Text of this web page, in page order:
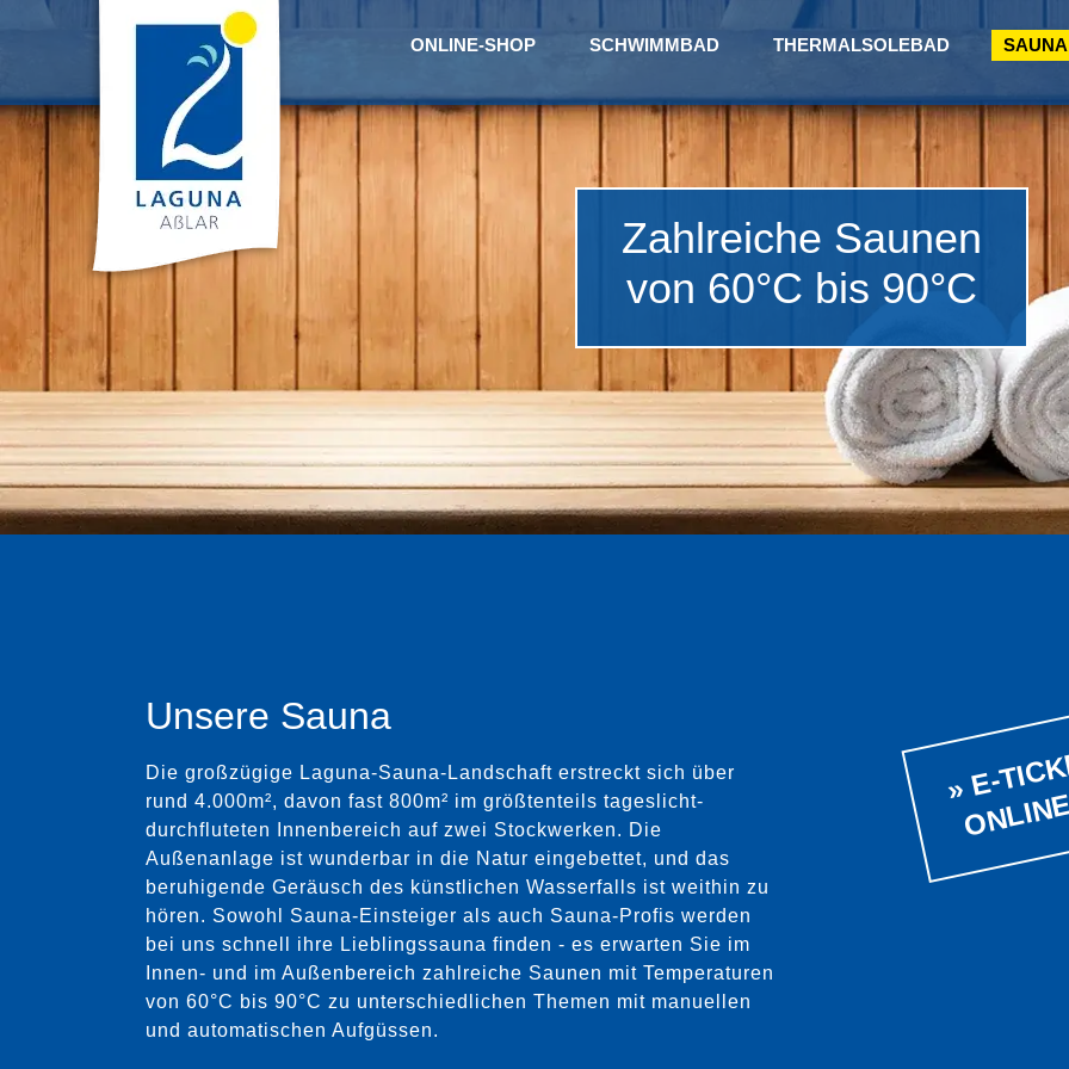
ONLINE-SHOP SCHWIMMBAD THERMALSOLEBAD SAUNA
Zahlreiche Saunen
von 60°C bis 90°C
Unsere Sauna
Die großzügige Laguna-Sauna-Landschaft erstreckt sich über
rund 4.000m², davon fast 800m² im größtenteils tageslicht-
durchfluteten Innenbereich auf zwei Stockwerken. Die
Außenanlage ist wunderbar in die Natur eingebettet, und das
beruhigende Geräusch des künstlichen Wasserfalls ist weithin zu
hören. Sowohl Sauna-Einsteiger als auch Sauna-Profis werden
bei uns schnell ihre Lieblingssauna finden - es erwarten Sie im
Innen- und im Außenbereich zahlreiche Saunen mit Temperaturen
von 60°C bis 90°C zu unterschiedlichen Themen mit manuellen
und automatischen Aufgüssen.